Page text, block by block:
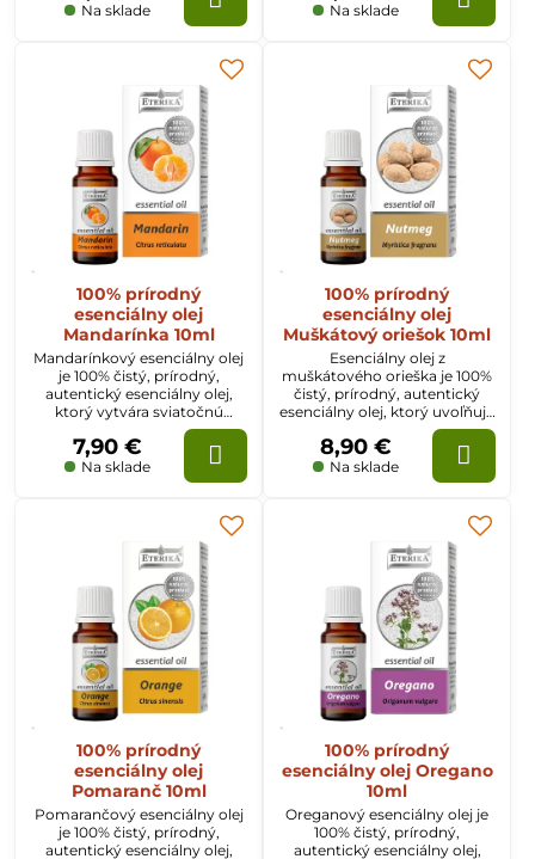
Na sklade
koncentráciu a výkonnosť.
Na sklade
100% prírodný
esenciálny olej
Mandarínka 10ml
Mandarínkový esenciálny olej
je 100% čistý, prírodný,
autentický esenciálny olej,
ktorý vytvára sviatočnú
náladu, prináša radosť a
šťastie. Zlepšuje duševnú
aktivitu a pozornosť. Tonizuje
a osviežuje pokožku.
Na sklade
7,90 €
100% prírodný
esenciálny olej
Muškátový oriešok 10ml
Esenciálny olej z
muškátového orieška je 100%
čistý, prírodný, autentický
esenciálny olej, ktorý uvoľňuje
a harmonizuje telo a myseľ.
Posilňuje imunitný systém.
Na sklade
8,90 €
100% prírodný
esenciálny olej
Pomaranč 10ml
Pomarančový esenciálny olej
je 100% čistý, prírodný,
autentický esenciálny olej,
100% prírodný
esenciálny olej Oregano
10ml
Oreganový esenciálny olej je
100% čistý, prírodný,
autentický esenciálny olej,